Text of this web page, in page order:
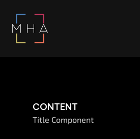
CONTENT
Title Component